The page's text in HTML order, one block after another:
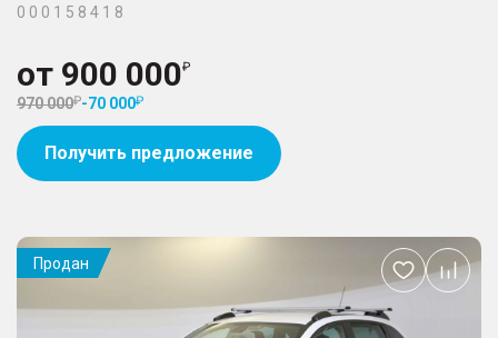
0 0 0 1 5 8 4 1 8
от 900 000
970 000 -70 000
Получить предложение
Продан
Добавить
в